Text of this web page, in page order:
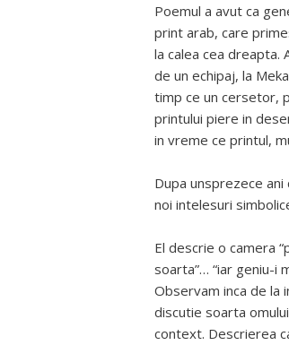
Poemul a avut ca
print arab, care
la calea cea dreapta.
de un echipaj, la
timp ce un cersetor,
printului piere in
in vreme ce printul,
Dupa unsprezece
noi intelesuri
El descrie o camera
soarta”… “iar geniu-i
Observam inca de la
discutie soarta
context. Descrierea